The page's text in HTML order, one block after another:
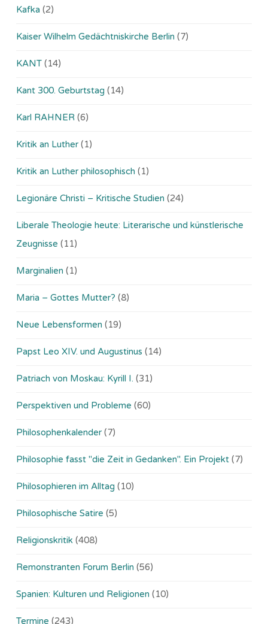
Kafka (2)
Kaiser Wilhelm Gedächtniskirche Berlin (7)
KANT (14)
Kant 300. Geburtstag (14)
Karl RAHNER (6)
Kritik an Luther (1)
Kritik an Luther philosophisch (1)
Legionäre Christi – Kritische Studien (24)
Liberale Theologie heute: Literarische und künstlerische
Zeugnisse (11)
Marginalien (1)
Maria – Gottes Mutter? (8)
Neue Lebensformen (19)
Papst Leo XIV. und Augustinus (14)
Patriach von Moskau: Kyrill I. (31)
Perspektiven und Probleme (60)
Philosophenkalender (7)
Philosophie fasst "die Zeit in Gedanken". Ein Projekt (7)
Philosophieren im Alltag (10)
Philosophische Satire (5)
Religionskritik (408)
Remonstranten Forum Berlin (56)
Spanien: Kulturen und Religionen (10)
Termine (243)